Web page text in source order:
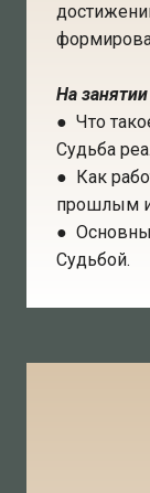
На
● Что
Судьба
● Как
прошлым
●
Судьбой.